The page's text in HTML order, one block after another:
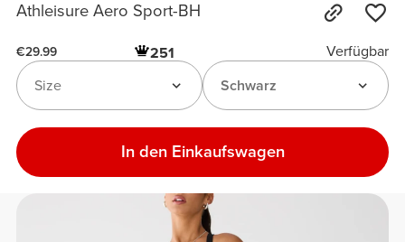
Athleisure Aero Sport-BH
€29.99 251
Verfügbar
Schwarz
Size
In den Einkaufswagen